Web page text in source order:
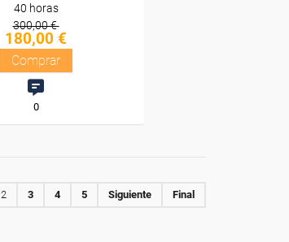
40 horas
300,00 €
180,00 €
Comprar
0
2 3 4 5 Siguiente Final